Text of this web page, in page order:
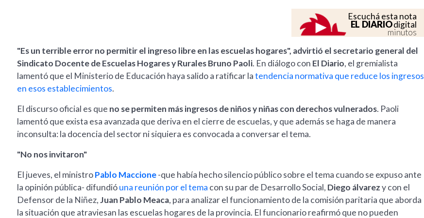
Escuchá esta nota
EL DIARIOdigital
minutos
"Es un terrible error no permitir el ingreso libre en las escuelas hogares", advirtió el secretario general del
Sindicato Docente de Escuelas Hogares y Rurales Bruno Paoli. En diálogo con El Diario, el gremialista
lamentó que el Ministerio de Educación haya salido a ratificar latendencia normativa que reduce los ingresos
en esos establecimientos.
El discurso oficial es que no se permiten más ingresos de niños y niñas con derechos vulnerados. Paoli
lamentó que exista esa avanzada que deriva en el cierre de escuelas, y que además se haga de manera
inconsulta: la docencia del sector ni siquiera es convocada a conversar el tema.
"No nos invitaron"
El jueves, el ministroPablo Maccione-que había hecho silencio público sobre el tema cuando se expuso ante
la opinión pública- difundióuna reunión por el tema con su par de Desarrollo Social, Diego álvarezy con el
Defensor de la Niñez,Juan Pablo Meaca, para analizar el funcionamiento de la comisión paritaria que aborda
la situación que atraviesan las escuelas hogares de la provincia. El funcionario reafirmó que no pueden